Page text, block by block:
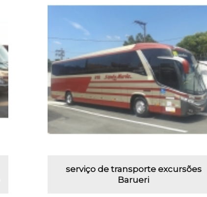
serviço de transporte excursões
Barueri